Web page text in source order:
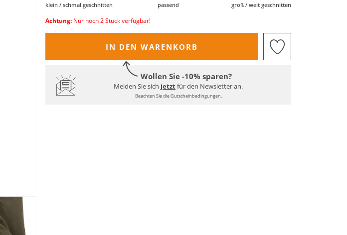
klein / schmal geschnitten passend groß / weit geschnitten
Achtung: Nur noch 2 Stück verfügbar!
IN DEN WARENKORB
Wollen Sie -10% sparen?
Melden Sie sich jetztfür den Newsletter an.
Beachten Sie die Gutscheinbedingungen.